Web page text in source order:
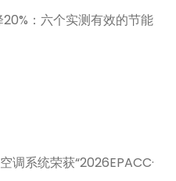
：六个实测有效的节能
调系统荣获“2026EPACC·